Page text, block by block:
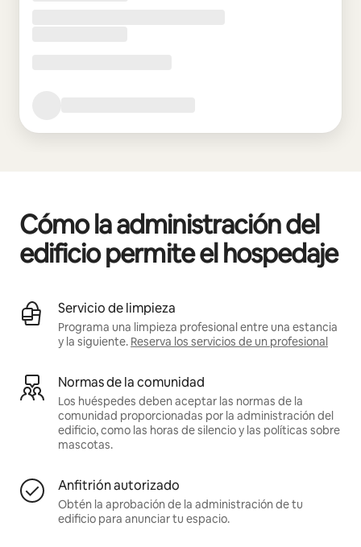
Cómo la administración del
edificio permite el hospedaje
Servicio de limpieza
Programa una limpieza profesional entre una estancia
y la siguiente. Reserva los servicios de un profesional
Normas de la comunidad
Los huéspedes deben aceptar las normas de la
comunidad proporcionadas por la administración del
edificio, como las horas de silencio y las políticas sobre
mascotas.
Anfitrión autorizado
Obtén la aprobación de la administración de tu
edificio para anunciar tu espacio.